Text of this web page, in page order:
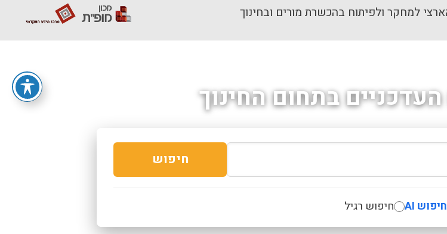
למחקר ולפיתוח בהכשרת מורים ובחינוך
בתחום החינוך
חיפוש
חיפוש AI חיפוש רגיל